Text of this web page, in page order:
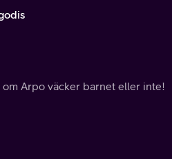
Arpo väcker barnet eller inte!